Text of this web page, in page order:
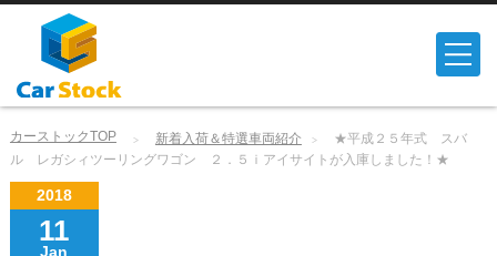
カーストックTOP 新着入荷＆特選車両紹介
★平成２５年式 スバ
ル レガシィツーリングワゴン ２．５ｉアイサイトが入庫しました！★
2018
11
Jan